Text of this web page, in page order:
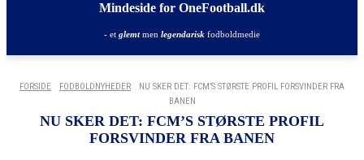
Mindeside for OneFootball.dk
- et glemtmen legendarisk fodboldmedie
FORSIDE FODBOLDNYHEDER
NU SKER DET: FCM’S STØRSTE PROFIL FORSVINDER FRA
BANEN
NU SKER DET: FCM’S STØRSTE PROFIL
FORSVINDER FRA BANEN